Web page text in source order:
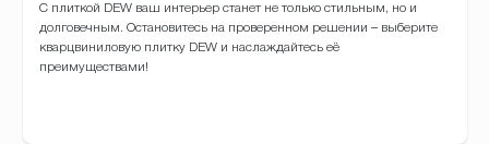
С плиткой DEW ваш интерьер станет не только стильным, но и
долговечным. Остановитесь на проверенном решении – выберите
кварцвиниловую плитку DEW и наслаждайтесь её
преимуществами!